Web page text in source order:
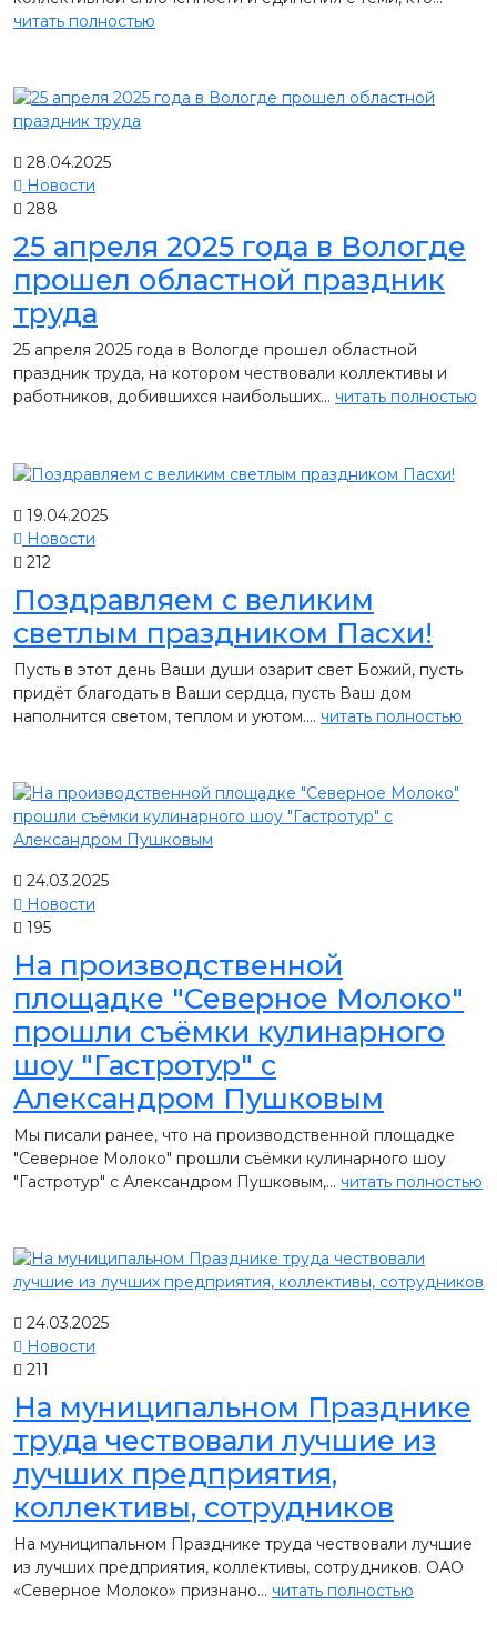
читать полностью
28.04.2025
Новости
288
25 апреля 2025 года в Вологде
прошел областной праздник
труда
25 апреля 2025 года в Вологде прошел областной
праздник труда, на котором чествовали коллективы и
работников, добившихся наибольших... читать полностью
19.04.2025
Новости
212
Поздравляем с великим
светлым праздником Пасхи!
Пусть в этот день Ваши души озарит свет Божий, пусть
придёт благодать в Ваши сердца, пусть Ваш дом
наполнится светом, теплом и уютом.... читать полностью
24.03.2025
Новости
195
На производственной
площадке "Северное Молоко"
прошли съёмки кулинарного
шоу "Гастротур" с
Александром Пушковым
Мы писали ранее, что на производственной площадке
"Северное Молоко" прошли съёмки кулинарного шоу
"Гастротур" с Александром Пушковым,... читать полностью
24.03.2025
Новости
211
На муниципальном Празднике
труда чествовали лучшие из
лучших предприятия,
коллективы, сотрудников
На муниципальном Празднике труда чествовали лучшие
из лучших предприятия, коллективы, сотрудников. ОАО
«Северное Молоко» признано... читать полностью